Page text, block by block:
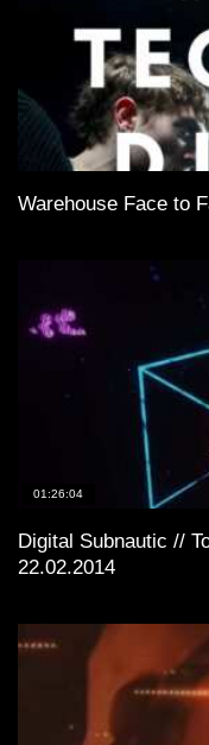
Warehouse Face to
01:26:04
Digital Subnautic //
22.02.2014